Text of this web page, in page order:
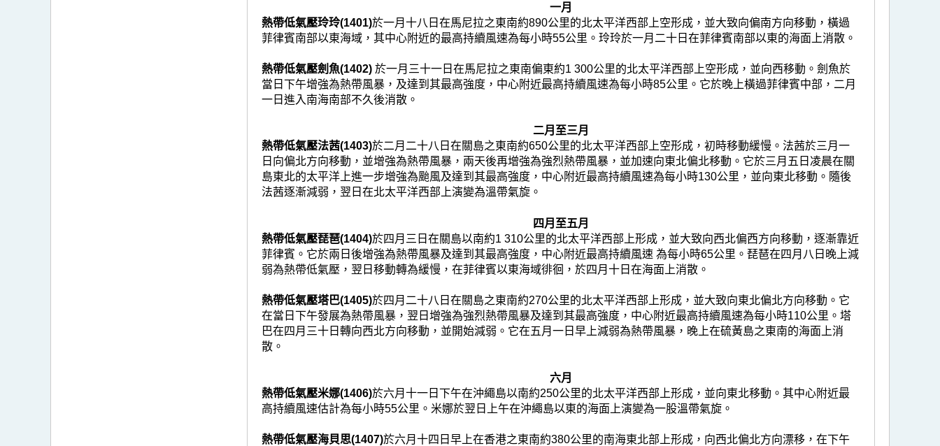
一月
熱帶低氣壓玲玲(1401)於一月十八日在馬尼拉之東南約890公里的北太平洋西部上空形成，並大致向偏南方向移動，橫過
菲律賓南部以東海域，其中心附近的最高持續風速為每小時55公里。玲玲於一月二十日在菲律賓南部以東的海面上消散。
熱帶低氣壓劍魚(1402) 於一月三十一日在馬尼拉之東南偏東約1 300公里的北太平洋西部上空形成，並向西移動。劍魚於
當日下午增強為熱帶風暴，及達到其最高強度，中心附近最高持續風速為每小時85公里。它於晚上橫過菲律賓中部，二月
一日進入南海南部不久後消散。
二月至三月
熱帶低氣壓法茜(1403)於二月二十八日在關島之東南約650公里的北太平洋西部上空形成，初時移動緩慢。法茜於三月一
日向偏北方向移動，並增強為熱帶風暴，兩天後再增強為強烈熱帶風暴，並加速向東北偏北移動。它於三月五日凌晨在關
島東北的太平洋上進一步增強為颱風及達到其最高強度，中心附近最高持續風速為每小時130公里，並向東北移動。隨後
法茜逐漸減弱，翌日在北太平洋西部上演變為溫帶氣旋。
四月至五月
熱帶低氣壓琵琶(1404)於四月三日在關島以南約1 310公里的北太平洋西部上形成，並大致向西北偏西方向移動，逐漸靠近
菲律賓。它於兩日後增強為熱帶風暴及達到其最高強度，中心附近最高持續風速 為每小時65公里。琵琶在四月八日晚上減
弱為熱帶低氣壓，翌日移動轉為緩慢，在菲律賓以東海域徘徊，於四月十日在海面上消散。
熱帶低氣壓塔巴(1405)於四月二十八日在關島之東南約270公里的北太平洋西部上形成，並大致向東北偏北方向移動。它
在當日下午發展為熱帶風暴，翌日增強為強烈熱帶風暴及達到其最高強度，中心附近最高持續風速為每小時110公里。塔
巴在四月三十日轉向西北方向移動，並開始減弱。它在五月一日早上減弱為熱帶風暴，晚上在硫黃島之東南的海面上消
散。
六月
熱帶低氣壓米娜(1406)於六月十一日下午在沖繩島以南約250公里的北太平洋西部上形成，並向東北移動。其中心附近最
高持續風速估計為每小時55公里。米娜於翌日上午在沖繩島以東的海面上演變為一股溫帶氣旋。
熱帶低氣壓海貝思(1407)於六月十四日早上在香港之東南約380公里的南海東北部上形成，向西北偏北方向漂移，在下午